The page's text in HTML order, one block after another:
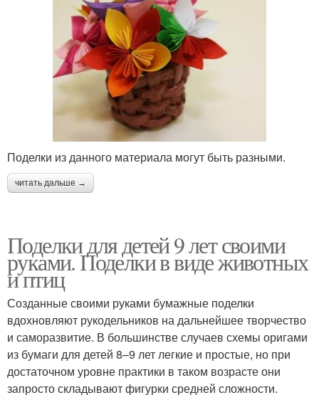
Поделки из данного материала могут быть разными.
читать дальше →
Поделки для детей 9 лет своими
руками. Поделки в виде животных
и птиц
Созданные своими руками бумажные поделки
вдохновляют рукодельников на дальнейшее творчество
и саморазвитие. В большинстве случаев схемы оригами
из бумаги для детей 8–9 лет легкие и простые, но при
достаточном уровне практики в таком возрасте они
запросто складывают фигурки средней сложности.